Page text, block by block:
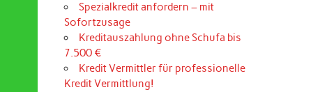
Spezialkredit anfordern – mit
Sofortzusage
Kreditauszahlung ohne Schufa bis
7.500 €
Kredit Vermittler für professionelle
Kredit Vermittlung!